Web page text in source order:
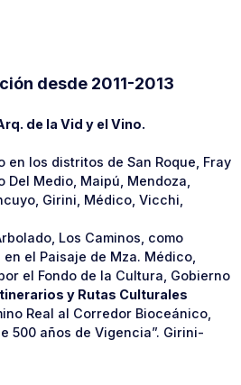
desde 2011-2013
de la Vid y el Vino.
en los distritos de San Roque, Fray
Del Medio, Maipú, Mendoza,
Girini, Médico, Vicchi,
Los Caminos, como
el Paisaje de Mza. Médico,
el Fondo de la Cultura, Gobierno
y Rutas Culturales
Real al Corredor Bioceánico,
500 años de Vigencia”. Girini-